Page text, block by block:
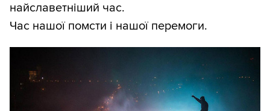
найславетніший час.
Час нашої помсти і нашої перемоги.